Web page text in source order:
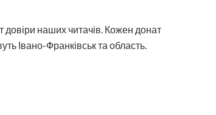
наших читачів. Кожен донат
Івано-Франківськ та область.